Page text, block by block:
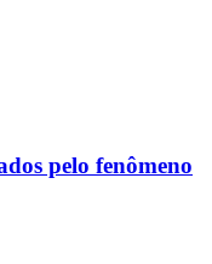
pelo fenômeno